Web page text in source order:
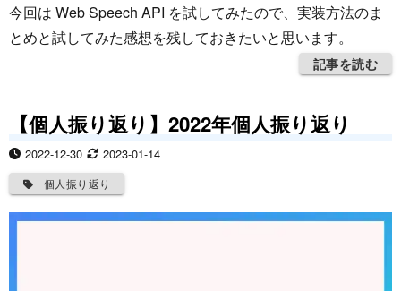
今回は Web Speech API を試してみたので、実装方法のま
とめと試してみた感想を残しておきたいと思います。
記事を読む
【個人振り返り】2022年個人振り返り
2022-12-30 2023-01-14
個人振り返り